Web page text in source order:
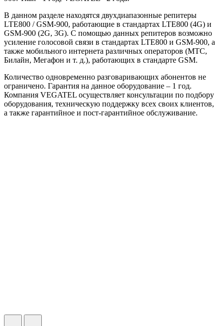
В данном разделе находятся двухдиапазонные репитеры
LTE800 / GSM-900, работающие в стандартах LTE800 (4G) и
GSM-900 (2G, 3G). С помощью данных репитеров возможно
усиление голосовой связи в стандартах LTE800 и GSM-900, а
также мобильного интернета различных операторов (МТС,
Билайн, Мегафон и т. д.), работающих в стандарте GSM.
Количество одновременно разговаривающих абонентов не
ограничено. Гарантия на данное оборудование – 1 год.
Компания VEGATEL осуществляет консультации по подбору
оборудования, техническую поддержку всех своих клиентов,
а также гарантийное и пост-гарантийное обслуживание.